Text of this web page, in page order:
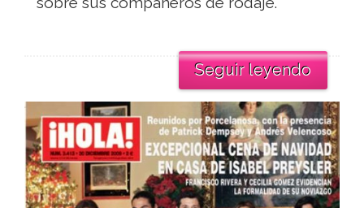
Seguir leyendo